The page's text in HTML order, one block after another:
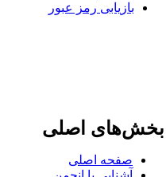
بازیابی رمز عبور
اصلی
صفحه اصلی